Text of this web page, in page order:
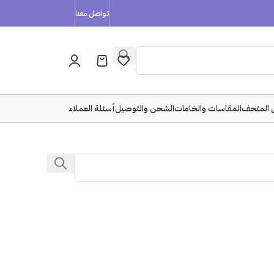
تواصل معنا
المتحفالمقاسات والخاماتالشحن والتوصيلأسئلة العملاء